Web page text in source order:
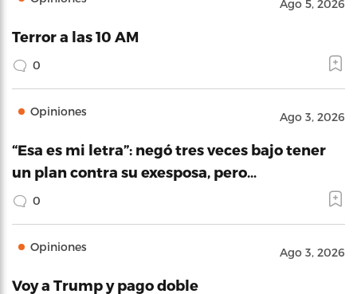
Ago 5, 2026
Terror a las 10 AM
0
Opiniones Ago 3, 2026
“Esa es mi letra”: negó tres veces bajo tener
un plan contra su exesposa, pero…
0
Opiniones Ago 3, 2026
Voy a Trump y pago doble